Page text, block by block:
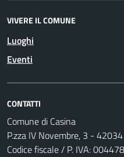
VIVERE IL COMUNE
Luoghi
Eventi
CONTATTI
Comune di Casina
P.zza IV Novembre, 3 - 42034
Codice fiscale / P. IVA: